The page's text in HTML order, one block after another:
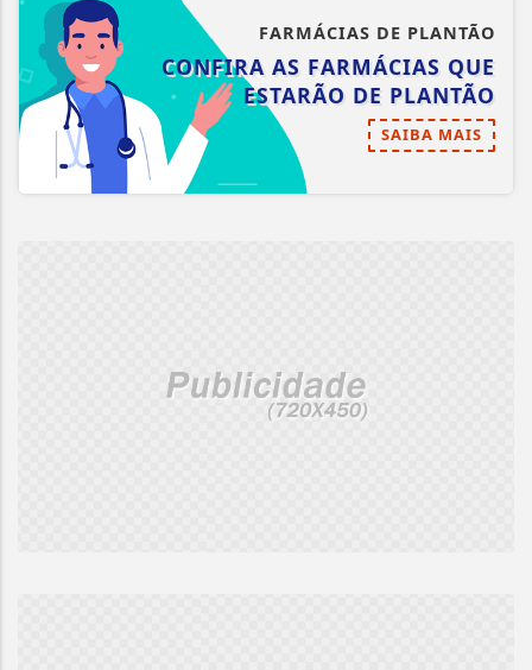
FARMÁCIAS DE PLANTÃO
CONFIRA AS FARMÁCIAS QUE
ESTARÃO DE PLANTÃO
SAIBA MAIS